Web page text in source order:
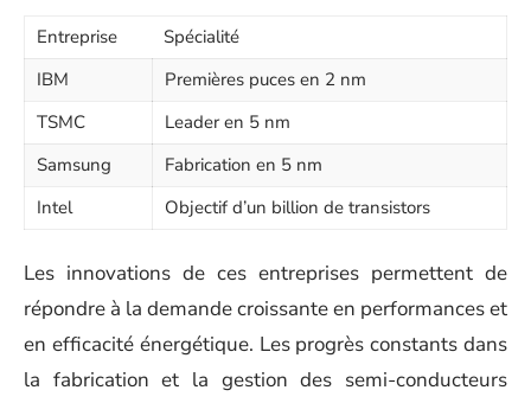
Entreprise
Spécialité
IBM
Premières puces en 2 nm
TSMC
Leader en 5 nm
Samsung
Fabrication en 5 nm
Intel
Objectif d’un billion de transistors
Les innovations de ces entreprises permettent de
répondre à la demande croissante en performances et
en efficacité énergétique. Les progrès constants dans
la fabrication et la gestion des semi-conducteurs